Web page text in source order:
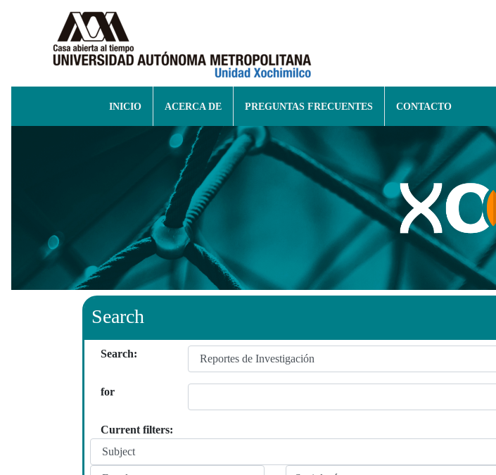
INICIO ACERCA DE PREGUNTAS FRECUENTES CONTACTO
Search
Search:
for
Current filters: